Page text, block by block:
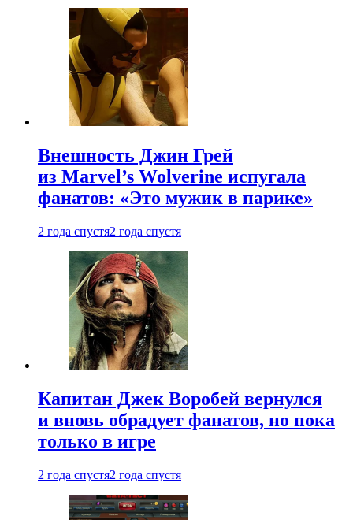
Внешность Джин Грей
из Marvel’s Wolverine испугала
фанатов: «Это мужик в парике»
2 года спустя2 года спустя
Капитан Джек Воробей вернулся
и вновь обрадует фанатов, но пока
только в игре
2 года спустя2 года спустя